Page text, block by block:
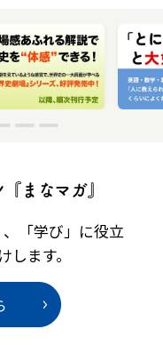
まなマガ』
「学び」に役立
します。